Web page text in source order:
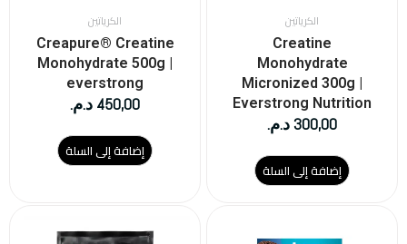
الكرياتين
Creatine
Monohydrate
Micronized 300g |
Everstrong Nutrition
300,00د.م.
إضافة إلى السلة
الكرياتين
Creapure® Creatine
Monohydrate 500g |
everstrong
450,00 د.م.
إضافة إلى السلة